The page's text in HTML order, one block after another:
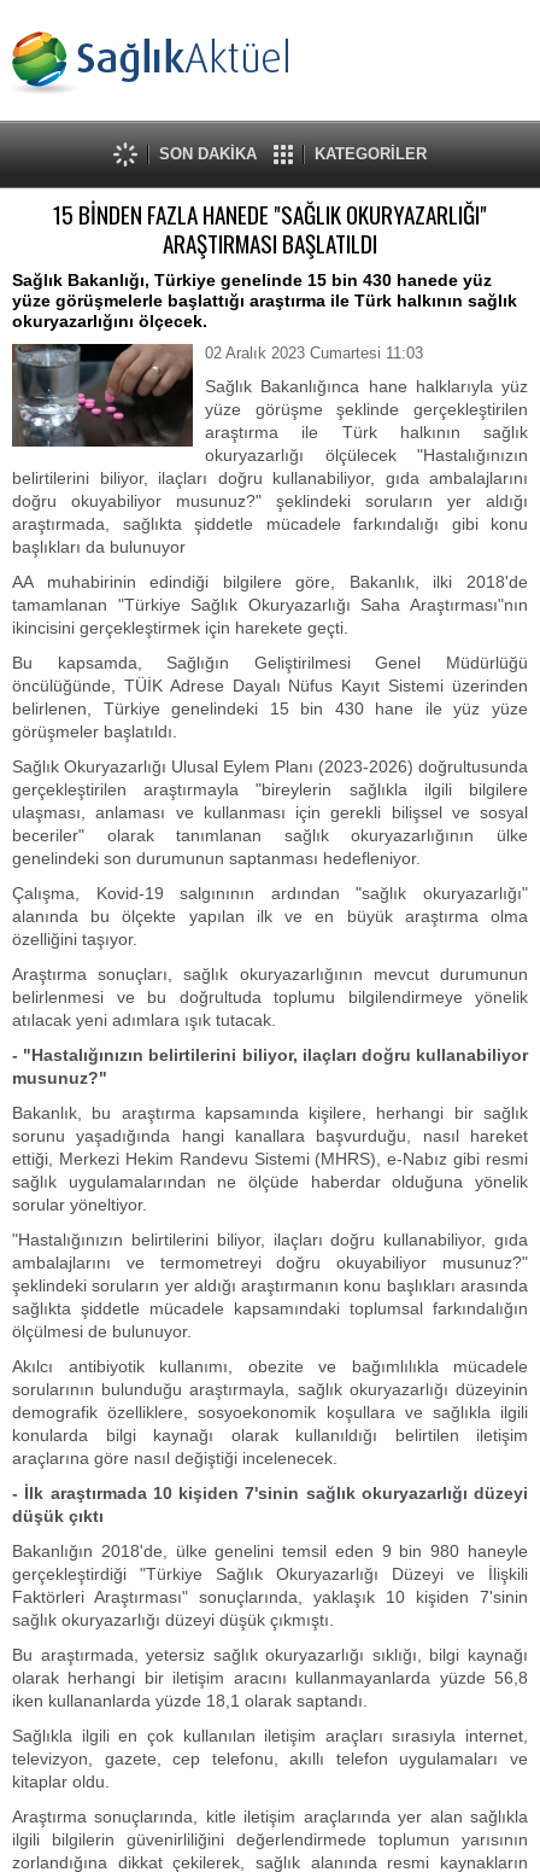
SON DAKİKA KATEGORİLER
15 BİNDEN FAZLA HANEDE "SAĞLIK OKURYAZARLIĞI"
ARAŞTIRMASI BAŞLATILDI
Sağlık Bakanlığı, Türkiye genelinde 15 bin 430 hanede yüz
yüze görüşmelerle başlattığı araştırma ile Türk halkının sağlık
okuryazarlığını ölçecek.
02 Aralık 2023 Cumartesi 11:03
Sağlık Bakanlığınca hane halklarıyla yüz
yüze görüşme şeklinde gerçekleştirilen
araştırma ile Türk halkının sağlık
okuryazarlığı ölçülecek "Hastalığınızın
belirtilerini biliyor, ilaçları doğru kullanabiliyor, gıda ambalajlarını
doğru okuyabiliyor musunuz?" şeklindeki soruların yer aldığı
araştırmada, sağlıkta şiddetle mücadele farkındalığı gibi konu
başlıkları da bulunuyor
AA muhabirinin edindiği bilgilere göre, Bakanlık, ilki 2018'de
tamamlanan "Türkiye Sağlık Okuryazarlığı Saha Araştırması"nın
ikincisini gerçekleştirmek için harekete geçti.
Bu kapsamda, Sağlığın Geliştirilmesi Genel Müdürlüğü
öncülüğünde, TÜİK Adrese Dayalı Nüfus Kayıt Sistemi üzerinden
belirlenen, Türkiye genelindeki 15 bin 430 hane ile yüz yüze
görüşmeler başlatıldı.
Sağlık Okuryazarlığı Ulusal Eylem Planı (2023-2026) doğrultusunda
gerçekleştirilen araştırmayla "bireylerin sağlıkla ilgili bilgilere
ulaşması, anlaması ve kullanması için gerekli bilişsel ve sosyal
beceriler" olarak tanımlanan sağlık okuryazarlığının ülke
genelindeki son durumunun saptanması hedefleniyor.
Çalışma, Kovid-19 salgınının ardından "sağlık okuryazarlığı"
alanında bu ölçekte yapılan ilk ve en büyük araştırma olma
özelliğini taşıyor.
Araştırma sonuçları, sağlık okuryazarlığının mevcut durumunun
belirlenmesi ve bu doğrultuda toplumu bilgilendirmeye yönelik
atılacak yeni adımlara ışık tutacak.
- "Hastalığınızın belirtilerini biliyor, ilaçları doğru kullanabiliyor
musunuz?"
Bakanlık, bu araştırma kapsamında kişilere, herhangi bir sağlık
sorunu yaşadığında hangi kanallara başvurduğu, nasıl hareket
ettiği, Merkezi Hekim Randevu Sistemi (MHRS), e-Nabız gibi resmi
sağlık uygulamalarından ne ölçüde haberdar olduğuna yönelik
sorular yöneltiyor.
"Hastalığınızın belirtilerini biliyor, ilaçları doğru kullanabiliyor, gıda
ambalajlarını ve termometreyi doğru okuyabiliyor musunuz?"
şeklindeki soruların yer aldığı araştırmanın konu başlıkları arasında
sağlıkta şiddetle mücadele kapsamındaki toplumsal farkındalığın
ölçülmesi de bulunuyor.
Akılcı antibiyotik kullanımı, obezite ve bağımlılıkla mücadele
sorularının bulunduğu araştırmayla, sağlık okuryazarlığı düzeyinin
demografik özelliklere, sosyoekonomik koşullara ve sağlıkla ilgili
konularda bilgi kaynağı olarak kullanıldığı belirtilen iletişim
araçlarına göre nasıl değiştiği incelenecek.
- İlk araştırmada 10 kişiden 7'sinin sağlık okuryazarlığı düzeyi
düşük çıktı
Bakanlığın 2018'de, ülke genelini temsil eden 9 bin 980 haneyle
gerçekleştirdiği "Türkiye Sağlık Okuryazarlığı Düzeyi ve İlişkili
Faktörleri Araştırması" sonuçlarında, yaklaşık 10 kişiden 7'sinin
sağlık okuryazarlığı düzeyi düşük çıkmıştı.
Bu araştırmada, yetersiz sağlık okuryazarlığı sıklığı, bilgi kaynağı
olarak herhangi bir iletişim aracını kullanmayanlarda yüzde 56,8
iken kullananlarda yüzde 18,1 olarak saptandı.
Sağlıkla ilgili en çok kullanılan iletişim araçları sırasıyla internet,
televizyon, gazete, cep telefonu, akıllı telefon uygulamaları ve
kitaplar oldu.
Araştırma sonuçlarında, kitle iletişim araçlarında yer alan sağlıkla
ilgili bilgilerin güvenirliliğini değerlendirmede toplumun yarısının
zorlandığına dikkat çekilerek, sağlık alanında resmi kaynakların